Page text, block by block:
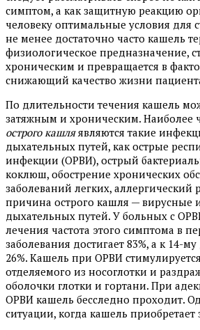
симптом, а как защитную реакцию
человеку оптимальные условия для
не менее достаточно часто кашель
физиологическое предназначение,
хроническим и превращается в
снижающий качество жизни
По длительности течения кашель
затяжным и хроническим.
острого кашляявляются такие
дыхательных путей, как острые
инфекции (ОРВИ), острый
коклюш, обострение хронических
заболеваний легких, аллергический
причина острого кашля — вирусные
дыхательных путей. У больных с
лечения частота этого симптома в
заболевания достигает 83%, а к 14-
26%. Кашель при ОРВИ
отделяемого из носоглотки и
оболочки глотки и гортани. При
ОРВИ кашель бесследно проходит.
ситуации, когда кашель приобретает